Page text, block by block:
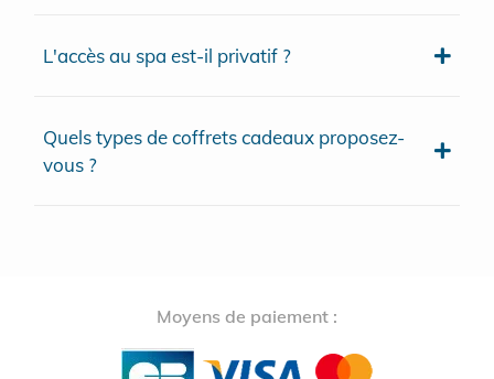
L'accès au spa est-il privatif ?
Quels types de coffrets cadeaux proposez-
vous ?
Moyens de paiement :